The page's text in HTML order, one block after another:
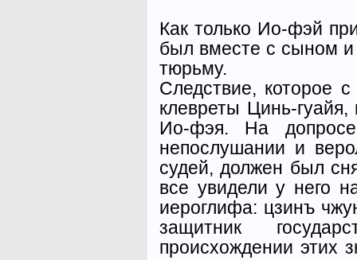
Как только Ио-фэй
был вместе с сыном
тюрьму.
Следствие, которое
клевреты Цинь-гуайя,
Ио-фэя. На
непослушании и
судей, должен был
все увидели у него
иероглифа: цзинъ
защитник
происхождении этих